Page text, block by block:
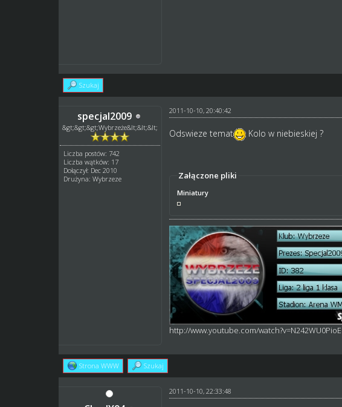
Szukaj
specjal2009
&gt;&gt;&gt;Wybrzeże&lt;&lt;&lt;
Liczba postów: 742
Liczba wątków: 17
Dołączył: Dec 2010
Drużyna: Wybrzeze
2011-10-10, 20:40:42
Odswieze temat Kolo w niebieskiej ?
Załączone pliki
Miniatury
http://www.youtube.com/watch?v=N242WU0PioE
Strona WWW Szukaj
2011-10-10, 22:33:48